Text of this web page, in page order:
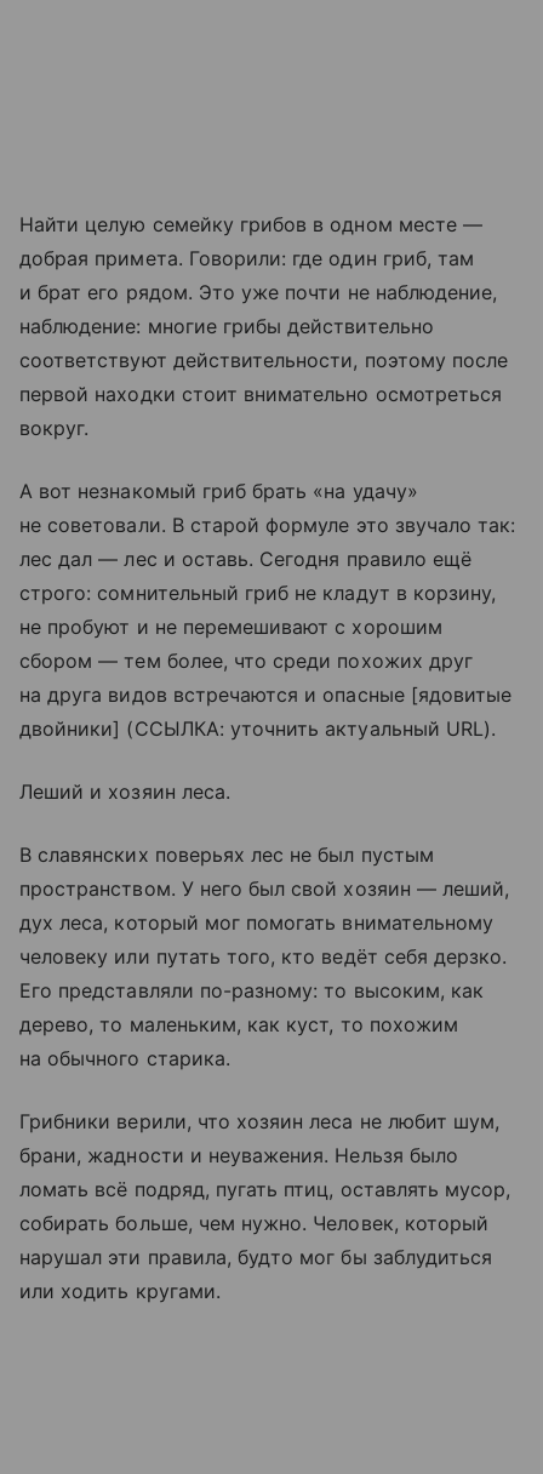
Найти целую семейку грибов в одном месте —
добрая примета. Говорили: где один гриб, там
и брат его рядом. Это уже почти не наблюдение,
наблюдение: многие грибы действительно
соответствуют действительности, поэтому после
первой находки стоит внимательно осмотреться
вокруг.
А вот незнакомый гриб брать «на удачу»
не советовали. В старой формуле это звучало так:
лес дал — лес и оставь. Сегодня правило ещё
строго: сомнительный гриб не кладут в корзину,
не пробуют и не перемешивают с хорошим
сбором — тем более, что среди похожих друг
на друга видов встречаются и опасные [ядовитые
двойники] (ССЫЛКА: уточнить актуальный URL).
Леший и хозяин леса.
В славянских поверьях лес не был пустым
пространством. У него был свой хозяин — леший,
дух леса, который мог помогать внимательному
человеку или путать того, кто ведёт себя дерзко.
Его представляли по-разному: то высоким, как
дерево, то маленьким, как куст, то похожим
на обычного старика.
Грибники верили, что хозяин леса не любит шум,
брани, жадности и неуважения. Нельзя было
ломать всё подряд, пугать птиц, оставлять мусор,
собирать больше, чем нужно. Человек, который
нарушал эти правила, будто мог бы заблудиться
или ходить кругами.